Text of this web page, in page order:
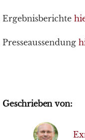
Ergebnisberichte
Presseaussendung
Geschrieben von: